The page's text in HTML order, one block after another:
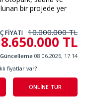
bir projede yer
FİYATI 10.000.000 TL
8.650.000 TL
08.06.2026, 17.14
ONLİNE TUR
fiyatlar var?